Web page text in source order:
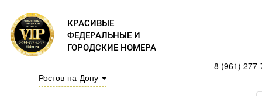
КРАСИВЫЕ
ФЕДЕРАЛЬНЫЕ И
ГОРОДСКИЕ НОМЕРА
Ростов-на-Дону
8 (961)